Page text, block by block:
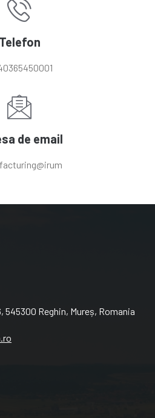
Telefon
de email
545300 Reghin, Mureș, Romania